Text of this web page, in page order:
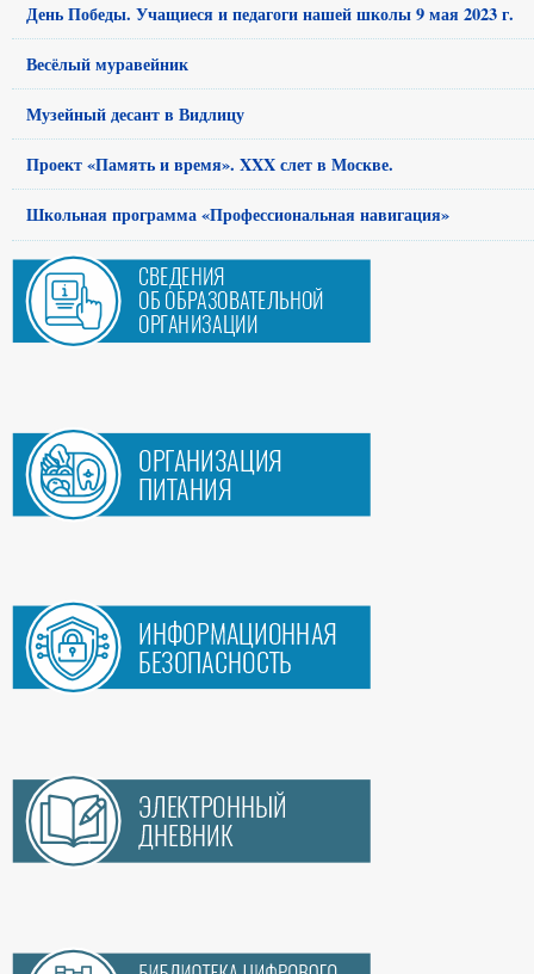
День Победы. Учащиеся и педагоги нашей школы 9 мая 2023 г.
Весёлый муравейник
Музейный десант в Видлицу
Проект «Память и время». ΧΧΧ слет в Москве.
Школьная программа «Профессиональная навигация»